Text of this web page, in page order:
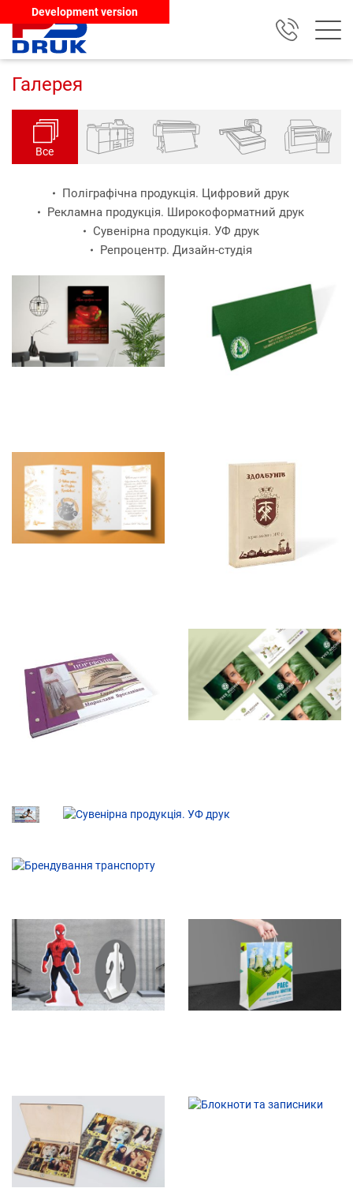
Development version
Галерея
Все
Поліграфічна продукція. Цифровий друк
Рекламна продукція. Широкоформатний друк
Сувенірна продукція. УФ друк
Репроцентр. Дизайн-студія